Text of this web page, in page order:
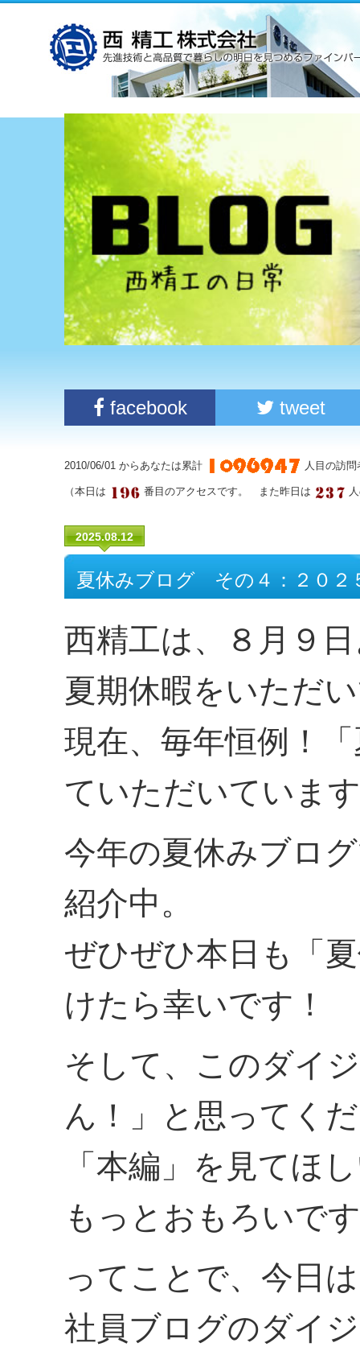
facebook tweet
2010/06/01 からあなたは累計 人目の訪
（本日は 番目のアクセスです。 また昨日は
2025.08.12
夏休みブログ その４：２０２
西精工は、８月９
夏期休暇をいただ
現在、毎年恒例！
ていただいていま
今年の夏休みブロ
紹介中。
ぜひぜひ本日も「
けたら幸いです！
そして、このダイ
ん！」と思ってく
「本編」を見てほ
もっとおもろいで
ってことで、今日
社員ブログのダイ